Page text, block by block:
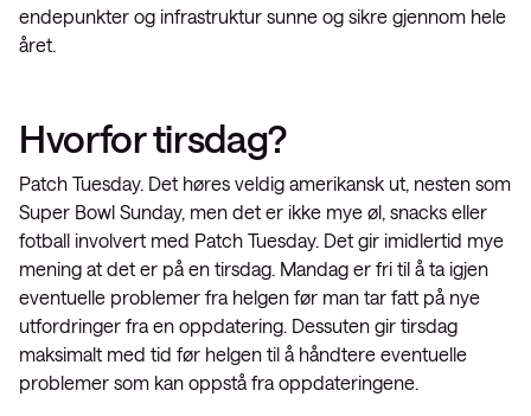
endepunkter og infrastruktur sunne og sikre gjennom hele
året.
Hvorfor tirsdag?
Patch Tuesday. Det høres veldig amerikansk ut, nesten som
Super Bowl Sunday, men det er ikke mye øl, snacks eller
fotball involvert med Patch Tuesday. Det gir imidlertid mye
mening at det er på en tirsdag. Mandag er fri til å ta igjen
eventuelle problemer fra helgen før man tar fatt på nye
utfordringer fra en oppdatering. Dessuten gir tirsdag
maksimalt med tid før helgen til å håndtere eventuelle
problemer som kan oppstå fra oppdateringene.